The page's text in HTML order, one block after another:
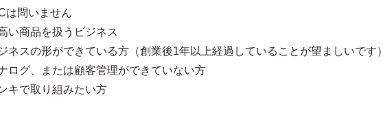
問いません
い商品を扱うビジネス
ネスの形ができている方（創業後1年以上経過していることが望ましいです）
ログ、または顧客管理ができていない方
キで取り組みたい方